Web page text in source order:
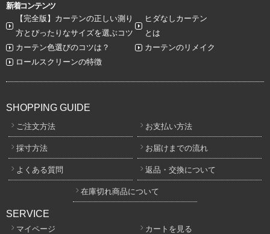
新着コンテンツ
【完全版】カーテンの正しい測り
方とぴったりなサイズを選ぶコツ
ヒダなしカーテン
とは
カーテン色選びのコツは？
カーテンのリメイク
ロールスクリーンの特徴
SHOPPING GUIDE
ご注文方法 お支払い方法
採寸方法 お届けまでの流れ
よくある質問 返品・交換について
在庫切れ商品について
SERVICE
マイページ カートを見る